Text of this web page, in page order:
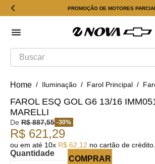
PROMOÇÃO DE MOTORES
Buscar
Iluminação Farol Principal Farol
FAROL ESQ GOL G6 13/16
MARELLI
De R$ 887,55 -30%
R$ 621,29
ou em até 10x R$ 62 12 no cartão de crédito.
Quantidade
COMPRAR